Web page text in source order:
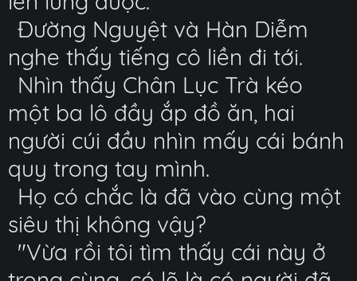
Đường Nguyệt và Hàn Diễm
nghe thấy tiếng cô liền đi tới.
Nhìn thấy Chân Lục Trà kéo
một ba lô đầy ắp đồ ăn, hai
người cúi đầu nhìn mấy cái bánh
quy trong tay mình.
Họ có chắc là đã vào cùng một
siêu thị không vậy?
"Vừa rồi tôi tìm thấy cái này ở